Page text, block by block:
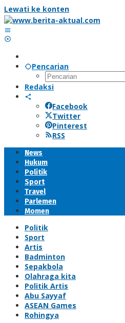
Lewati ke konten
Pencarian
Redaksi
Facebook
Twitter
Pinterest
RSS
News
Hukum
Politik
Sport
Travel
Parlemen
Momen
Politik
Sport
Artis
Badminton
Sepakbola
Olahraga kita
Politik Artis
Abu Sayyaf
ASEAN Games
Rohingya